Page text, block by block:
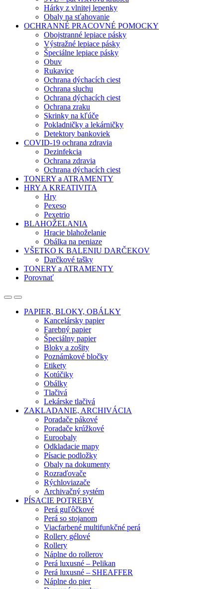
Hárky z vlnitej lepenky
Obaly na sťahovanie
OCHRANNÉ PRACOVNÉ POMOCKY
Obojstranné lepiace pásky
Výstražné lepiace pásky
Špeciálne lepiace pásky
Obuv
Rukavice
Ochrana dýchacích ciest
Ochrana sluchu
Ochrana dýchacích ciest
Ochrana zraku
Skrinky na kľúče
Pokladničky a lekárničky
Detektory bankoviek
COVID-19 ochrana zdravia
Dezinfekcia
Ochrana zdravia
Ochrana dýchacích ciest
TONERY a ATRAMENTY
HRY A KREATIVITA
Hry
Pexeso
Pexetrio
BLAHOŽELANIA
Hracie blahoželanie
Obálka na peniaze
VŠETKO K BALENIU DARČEKOV
Darčkové tašky
TONERY a ATRAMENTY
Porovnať
OpenClose
PAPIER, BLOKY, OBÁLKY
Kancelársky papier
Farebný papier
Špeciálny papier
Bloky a zošity
Poznámkové bločky
Etikety
Kotúčiky
Obálky
Tlačivá
Lekárske tlačivá
ZAKLADANIE, ARCHIVÁCIA
Poradače pákové
Poradače krúžkové
Euroobaly
Odkladacie mapy
Písacie podložky
Obaly na dokumenty
Rozraďovače
Rýchloviazače
Archivačný systém
PÍSACIE POTREBY
Perá guľôčkové
Perá so stojanom
Viacfarbené multifunkčné perá
Rollery gélové
Rollery
Náplne do rollerov
Perá luxusné – Pelikan
Perá luxusné – SHEAFFER
Náplne do pier